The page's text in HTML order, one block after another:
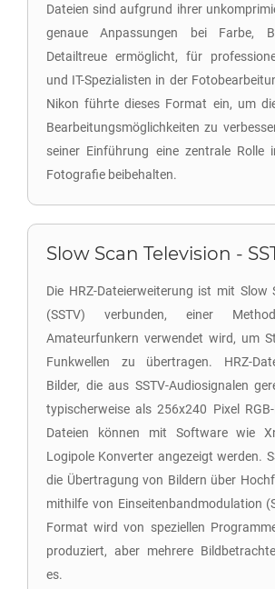
Dateien sind aufgrund ihrer
genaue Anpassungen bei Farbe,
Detailtreue ermöglicht, für
und IT-Spezialisten in der
Nikon führte dieses Format ein, um
Bearbeitungsmöglichkeiten zu
seiner Einführung eine zentrale Rolle
Fotografie beibehalten.
Slow Scan Television -
Die HRZ-Dateierweiterung ist mit Slow
(SSTV) verbunden, einer
Amateurfunkern verwendet wird, um
Funkwellen zu übertragen. HRZ-
Bilder, die aus SSTV-Audiosignalen
typischerweise als 256x240 Pixel
Dateien können mit Software wie
Logipole Konverter angezeigt werden.
die Übertragung von Bildern über
mithilfe von Einseitenbandmodulation
Format wird von speziellen
produziert, aber mehrere
es.